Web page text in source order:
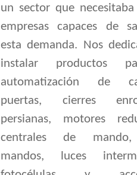
un sector que necesitaba
empresas capaces de
esta demanda. Nos
instalar productos
automatización de
puertas, cierres
persianas, motores
centrales de
mandos, luces